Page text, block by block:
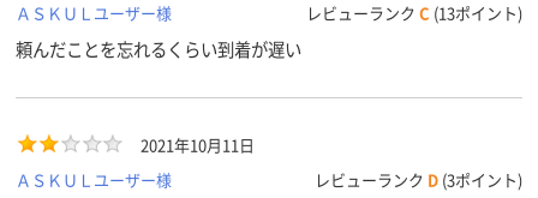
ＡＳＫＵＬユーザー様
レビューランク C (13ポイント)
頼んだことを忘れるくらい到着が遅い
2021年10月11日
ＡＳＫＵＬユーザー様
レビューランク D (3ポイント)